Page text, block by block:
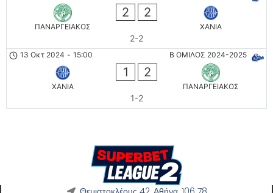
ΠΑΝΑΡΓΕΙΑΚΟΣ
2 2
ΧΑΝΙΑ
2-2
Β ΟΜΙΛΟΣ 2024-2025
13 Οκτ 2024 - 15:00
ΧΑΝΙΑ
1 2
ΠΑΝΑΡΓΕΙΑΚΟΣ
1-2